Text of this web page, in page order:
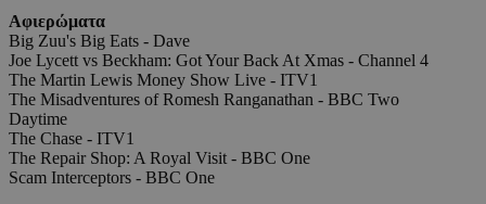
Αφιερώματα
Big Zuu's Big Eats - Dave
Joe Lycett vs Beckham: Got Your Back At Xmas - Channel 4
The Martin Lewis Money Show Live - ITV1
The Misadventures of Romesh Ranganathan - BBC Two
Daytime
The Chase - ITV1
The Repair Shop: A Royal Visit - BBC One
Scam Interceptors - BBC One